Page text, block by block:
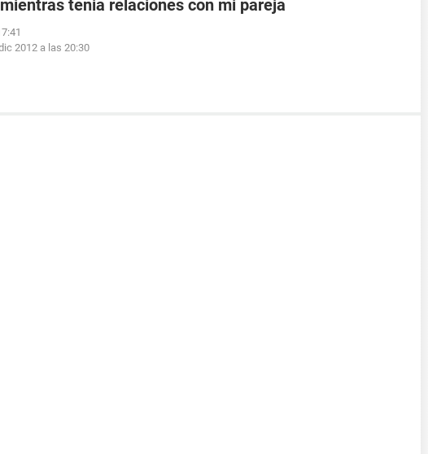
tenia relaciones con mi pareja
2012 a las 20:30